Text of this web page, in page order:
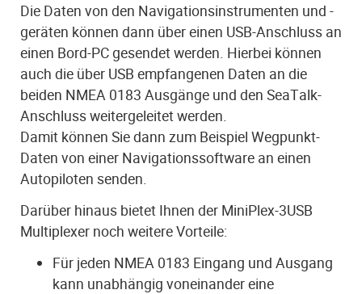
Die Daten von den Navigationsinstrumenten und -
geräten können dann über einen USB-Anschluss an
einen Bord-PC gesendet werden. Hierbei können
auch die über USB empfangenen Daten an die
beiden NMEA 0183 Ausgänge und den SeaTalk-
Anschluss weitergeleitet werden.
Damit können Sie dann zum Beispiel Wegpunkt-
Daten von einer Navigationssoftware an einen
Autopiloten senden.
Darüber hinaus bietet Ihnen der MiniPlex-3USB
Multiplexer noch weitere Vorteile:
Für jeden NMEA 0183 Eingang und Ausgang
kann unabhängig voneinander eine